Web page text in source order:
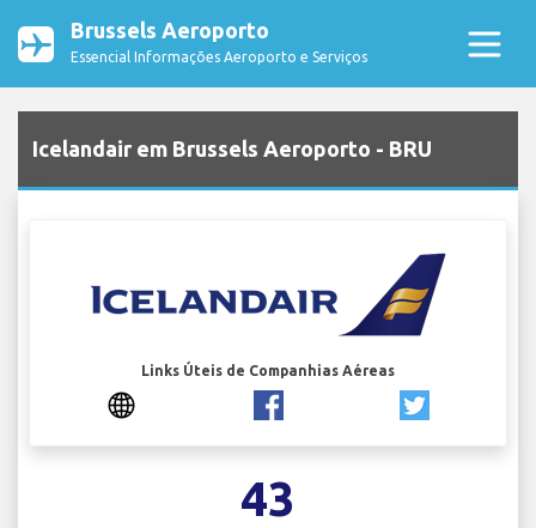
Brussels Aeroporto
Essencial Informações Aeroporto e Serviços
Icelandair em Brussels Aeroporto - BRU
Links Úteis de Companhias Aéreas
43